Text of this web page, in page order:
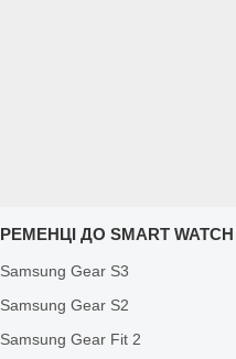
РЕМЕНЦІ ДО SMART WATCH
Samsung Gear S3
Samsung Gear S2
Samsung Gear Fit 2